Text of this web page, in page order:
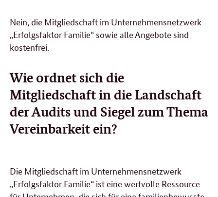
Nein, die Mitgliedschaft im Unternehmensnetzwerk
„Erfolgsfaktor Familie“ sowie alle Angebote sind
kostenfrei.
Wie ordnet sich die
Mitgliedschaft in die Landschaft
der Audits und Siegel zum Thema
Vereinbarkeit ein?
Die Mitgliedschaft im Unternehmensnetzwerk
„Erfolgsfaktor Familie“ ist eine wertvolle Ressource